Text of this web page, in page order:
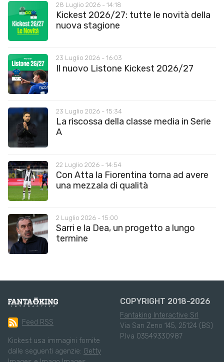
28 Luglio 2026 - 14:18
Kickest 2026/27: tutte le novità della
nuova stagione
23 Luglio 2026 - 16:03
Il nuovo Listone Kickest 2026/27
23 Luglio 2026 - 15:34
La riscossa della classe media in Serie
A
22 Luglio 2026 - 14:54
Con Atta la Fiorentina torna ad avere
una mezzala di qualità
2 Luglio 2026 - 15:00
Sarri e la Dea, un progetto a lungo
termine
Feed RSS
Kickest usa immagini fornite
dalle seguenti agenzie: Getty
COPYRIGHT 2018-2026
Fantaking Interactive Srl
Via San Zeno 145, 25124 (BS)
P.Iva 03549330987